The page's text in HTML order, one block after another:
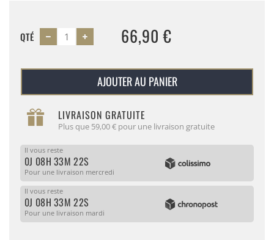
QTÉ 66,90 €
AJOUTER AU PANIER
LIVRAISON GRATUITE
Plus que 59,00 € pour une livraison gratuite
Il vous reste
0J 08H 33M 22S
Pour une livraison mercredi
Il vous reste
0J 08H 33M 22S
Pour une livraison mardi